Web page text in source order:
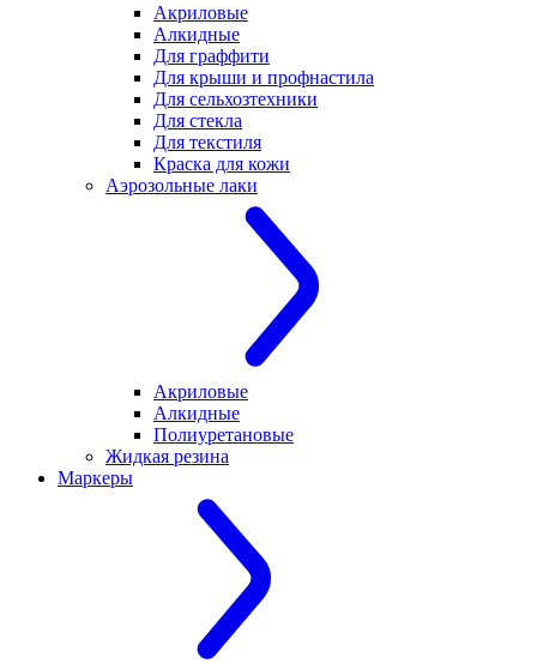
Акриловые
Алкидные
Для граффити
Для крыши и профнастила
Для сельхозтехники
Для стекла
Для текстиля
Краска для кожи
Аэрозольные лаки
Акриловые
Алкидные
Полиуретановые
Жидкая резина
Маркеры